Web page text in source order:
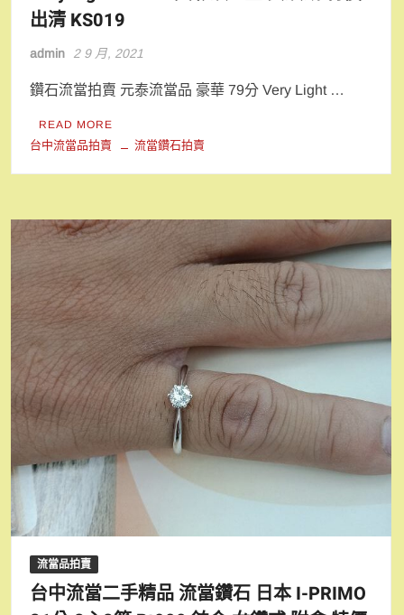
出清 KS019
admin 2 9 月, 2021
鑽石流當拍賣 元泰流當品 豪華 79分 Very Light …
READ MORE
台中流當品拍賣 流當鑽石拍賣
流當品拍賣
台中流當二手精品 流當鑽石 日本 I-PRIMO